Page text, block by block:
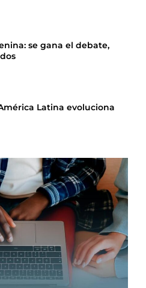
se gana el debate,
Latina evoluciona